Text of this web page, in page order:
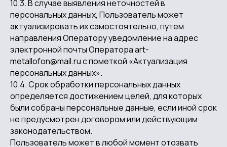
10.3. В случае выявления неточностей в
персональных данных, Пользователь может
актуализировать их самостоятельно, путем
направления Оператору уведомление на адрес
электронной почты Оператора art-
metallofon@mail.ru с пометкой «Актуализация
персональных данных».
10.4. Срок обработки персональных данных
определяется достижением целей, для которых
были собраны персональные данные, если иной срок
не предусмотрен договором или действующим
законодательством.
Пользователь может в любой момент отозвать